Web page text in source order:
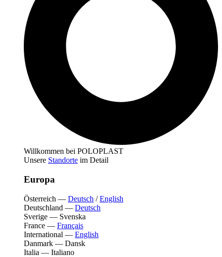
Willkommen bei POLOPLAST
Unsere Standorte im Detail
Europa
Österreich — Deutsch /English
Deutschland — Deutsch
Sverige — Svenska
France — Français
International — English
Danmark — Dansk
Italia — Italiano